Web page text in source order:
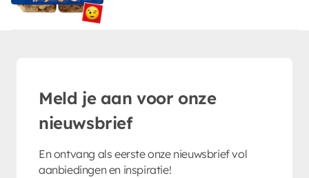
Meld je aan voor onze
nieuwsbrief
En ontvang als eerste onze nieuwsbrief vol
aanbiedingen en inspiratie!